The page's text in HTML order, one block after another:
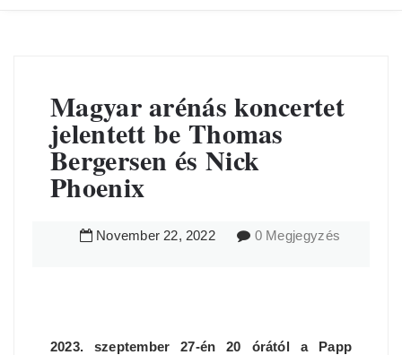
Magyar arénás koncertet
jelentett be Thomas
Bergersen és Nick
Phoenix
November 22, 2022 0 Megjegyzés
2023. szeptember 27-én 20 órától a Papp